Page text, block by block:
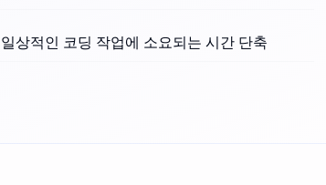
일상적인 코딩 작업에 소요되는 시간 단축